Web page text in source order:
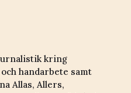
kring
handarbete samt
Allas, Allers,